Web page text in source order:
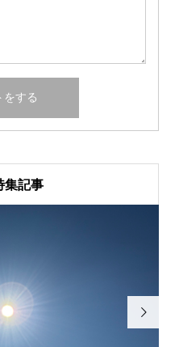
集記事
